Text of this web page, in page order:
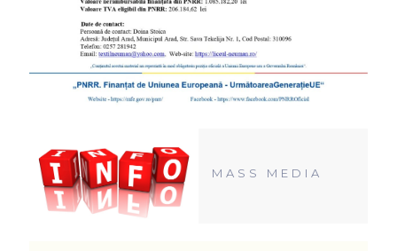
MASS MEDIA